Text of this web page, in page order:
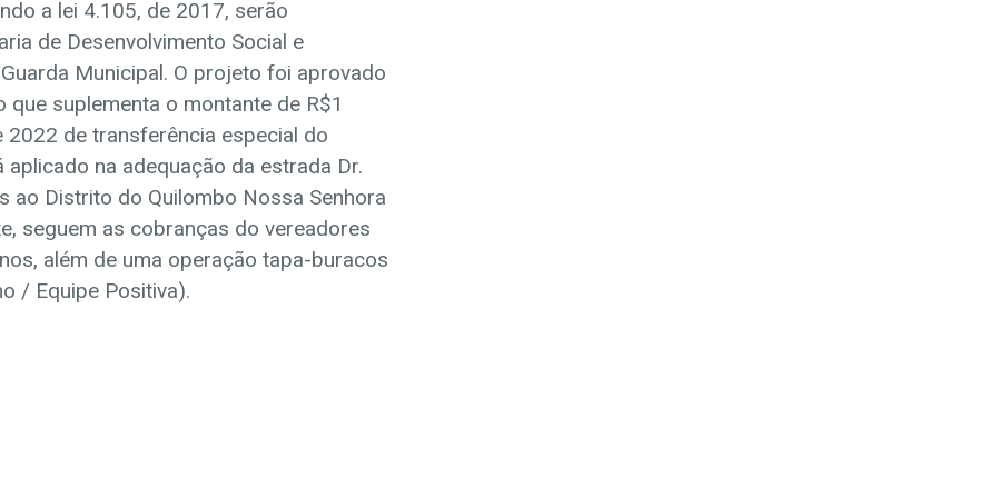
a lei 4.105, de 2017, serão
de Desenvolvimento Social e
Municipal. O projeto foi aprovado
suplementa o montante de R$1
de transferência especial do
na adequação da estrada Dr.
ao Distrito do Quilombo Nossa Senhora
seguem as cobranças do vereadores
além de uma operação tapa-buracos
/ Equipe Positiva).